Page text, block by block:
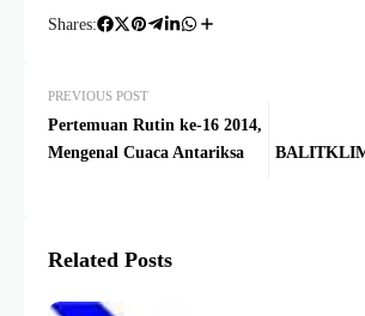
Shares:
PREVIOUS POST
Pertemuan Rutin ke-16 2014,
Mengenal Cuaca Antariksa
Related Posts